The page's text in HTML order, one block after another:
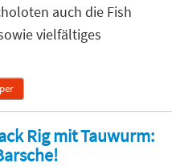
auch die Fish
vielfältiges
Rig mit Tauwurm: